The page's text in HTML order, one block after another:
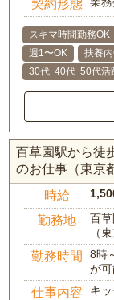
契約形態
スキマ時間勤務OK
週1〜OK
扶養
30代･40代･50代活
百草園駅から徒
のお仕事（東京
時給
勤務地
百
（
勤務時間
8時
が
仕事内容
キ